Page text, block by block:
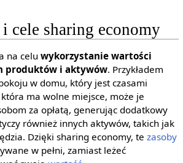
i cele sharing economy
na celu wykorzystanie wartości
produktów i aktywów. Przykładem
w domu, który jest czasami
ma wolne miejsce, może je
za opłatą, generując dodatkowy
również innych aktywów, takich jak
Dzięki sharing economy, te zasoby
w pełni, zamiast leżeć